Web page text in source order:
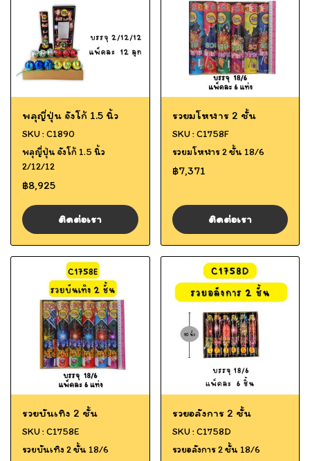
พลุญี่ปุ่น จังโก้ 1.5 นิ้ว
SKU : C1890
พลุญี่ปุ่น จังโก้ 1.5 นิ้ว
2/12/12
฿8,925
ติดต่อเรา
รวยมโหฬาร 2 ชั้น
SKU : C1758F
รวยมโหฬาร 2 ชั้น 18/6
฿7,371
ติดต่อเรา
รวยบันเทิง 2 ชั้น
SKU : C1758E
รวยบันเทิง 2 ชั้น 18/6
รวยอลังการ 2 ชั้น
SKU : C1758D
รวยอลังการ 2 ชั้น 18/6